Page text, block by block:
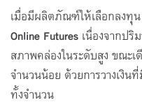
เมื่อมีผลิตภัณฑ์ให้เลือกลงทุ
Online Futures เนื่องจากปริ
สภาพคล่องในระดับสูง ขณะเ
จำนวนน้อย ด้วยการวางเงิ
ทั้งจำนวน